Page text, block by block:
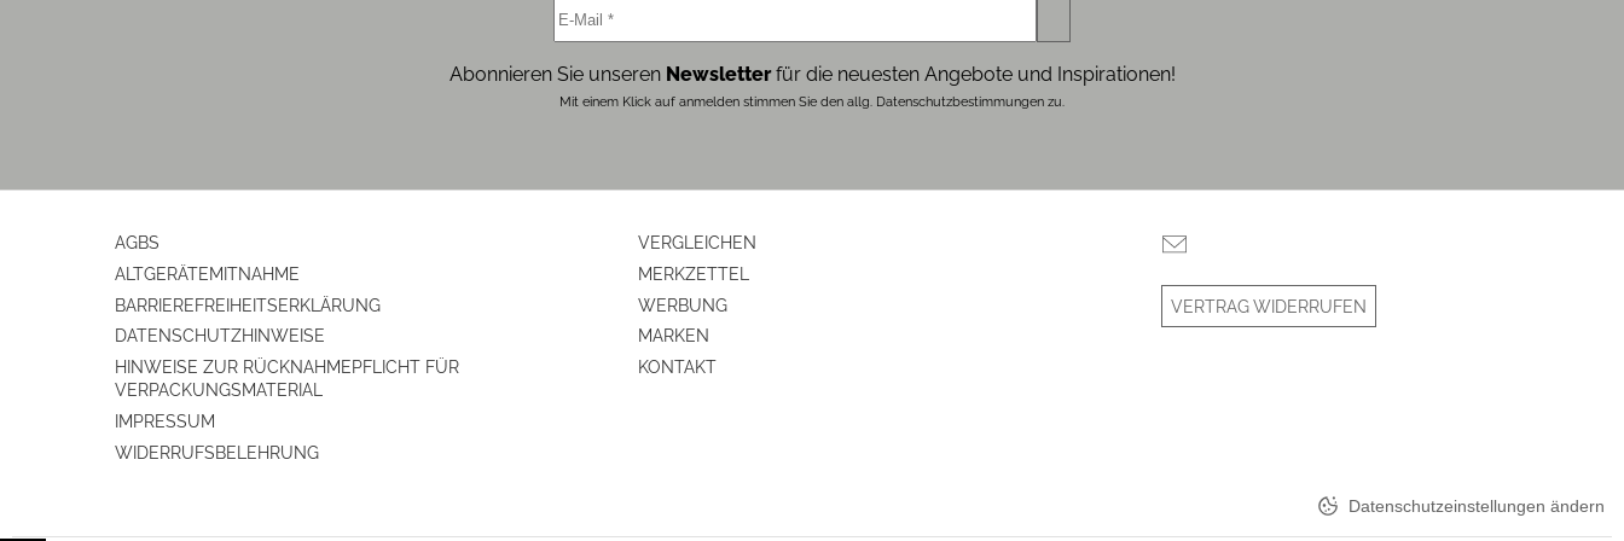
Abonnieren Sie unseren Newsletterfür die neuesten Angebote und Inspirationen!
Mit einem Klick auf anmelden stimmen Sie den allg. Datenschutzbestimmungen zu.
AGBS
ALTGERÄTEMITNAHME
BARRIEREFREIHEITSERKLÄRUNG
DATENSCHUTZHINWEISE
HINWEISE ZUR RÜCKNAHMEPFLICHT FÜR
VERPACKUNGSMATERIAL
IMPRESSUM
WIDERRUFSBELEHRUNG
VERGLEICHEN
MERKZETTEL
WERBUNG
MARKEN
KONTAKT
VERTRAG WIDERRUFEN
Datenschutzeinstellungen ändern